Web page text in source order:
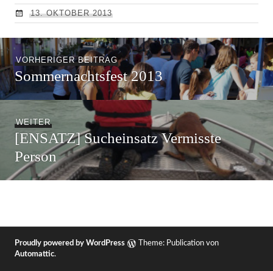
13. OKTOBER 2013
Beitragsnavigation
VORHERIGER BEITRAGVorheriger
Beitrag:
Sommernachtsfest 2013
WEITER Nächster
Beitrag:
[ENSATZ] Sucheinsatz Vermisste
Person
Proudly powered by WordPress
Theme: Publication von
Automattic.